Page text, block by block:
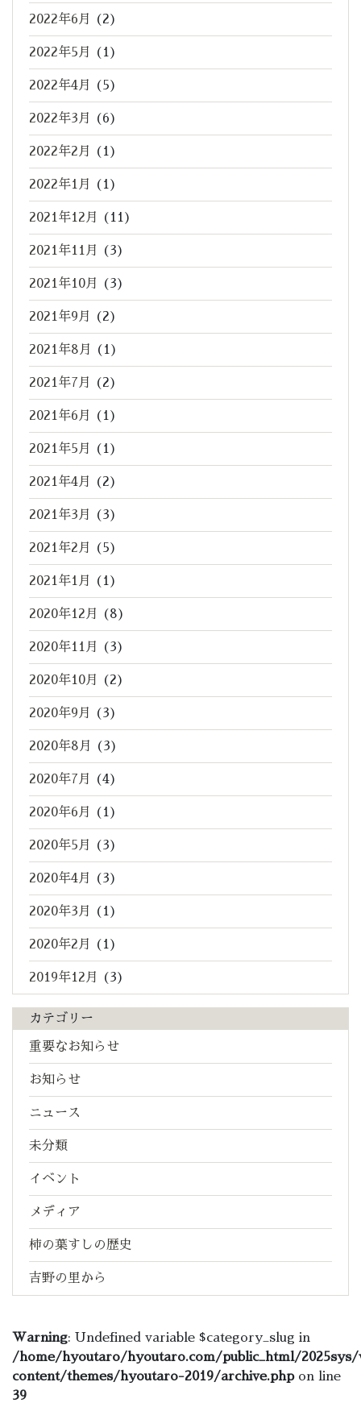
2022年6月 (2)
2022年5月 (1)
2022年4月 (5)
2022年3月 (6)
2022年2月 (1)
2022年1月 (1)
2021年12月 (11)
2021年11月 (3)
2021年10月 (3)
2021年9月 (2)
2021年8月 (1)
2021年7月 (2)
2021年6月 (1)
2021年5月 (1)
2021年4月 (2)
2021年3月 (3)
2021年2月 (5)
2021年1月 (1)
2020年12月 (8)
2020年11月 (3)
2020年10月 (2)
2020年9月 (3)
2020年8月 (3)
2020年7月 (4)
2020年6月 (1)
2020年5月 (3)
2020年4月 (3)
2020年3月 (1)
2020年2月 (1)
2019年12月 (3)
カテゴリー
重要なお知らせ
お知らせ
ニュース
未分類
イベント
メディア
柿の葉すしの歴史
吉野の里から
Warning: Undefined variable $category_slug in
/home/hyoutaro/hyoutaro.com/public_html/2025sys/
content/themes/hyoutaro-2019/archive.phpon line
39